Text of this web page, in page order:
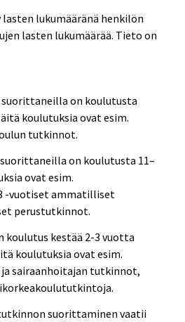
lukumääränä henkilön
lasten lukumäärää. Tieto on
on koulutusta
koulutuksia ovat esim.
tutkinnot.
on koulutusta 11–
ovat esim.
-vuotiset ammatilliset
perustutkinnot.
koulutus kestää 2-3 vuotta
koulutuksia ovat esim.
sairaanhoitajan tutkinnot,
suorittaminen vaatii